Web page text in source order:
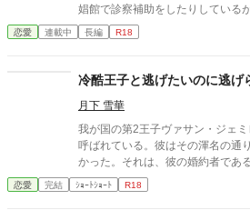
娼館で診察補助をしたりしている
ない。 ある日、山の中で倒れて
団長・レイルドで女嫌いの噂を持
が、レイルドには隠している秘密……性
××、触らせてもらえないだろうか？
恋愛 連載中 長編 R18
冷酷王子と逃げたいのに逃げ
月下 雪華
我が国の第2王子ヴァサン・ジェ
呼ばれている。彼はその渾名の通
かった。それは、彼の婚約者であ
さえ同じであった。そんな彼の前
したカトリーヌは婚約者の席から
恋愛 完結 ｼｮｰﾄｼｮｰﾄ R18